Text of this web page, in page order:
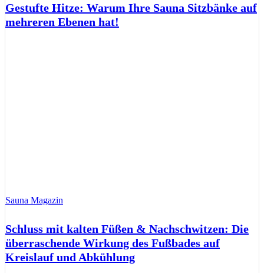
Gestufte Hitze: Warum Ihre Sauna Sitzbänke auf
mehreren Ebenen hat!
Sauna Magazin
Schluss mit kalten Füßen & Nachschwitzen: Die
überraschende Wirkung des Fußbades auf
Kreislauf und Abkühlung